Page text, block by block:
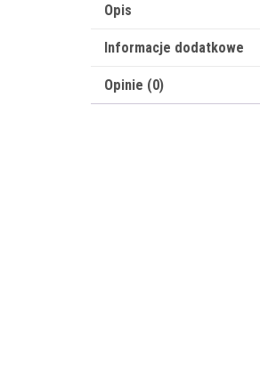
Opis
Informacje dodatkowe
Opinie (0)